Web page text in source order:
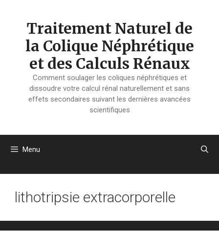
Traitement Naturel de
la Colique Néphrétique
et des Calculs Rénaux
Comment soulager les coliques néphrétiques et
dissoudre votre calcul rénal naturellement et sans
effets secondaires suivant les dernières avancées
scientifiques
Menu
lithotripsie extracorporelle